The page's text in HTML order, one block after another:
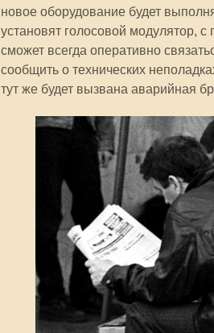
новое оборудование будет
установят голосовой модулятор,
сможет всегда оперативно
сообщить о технических
тут же будет вызвана аварийная